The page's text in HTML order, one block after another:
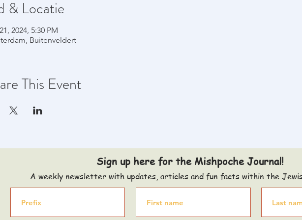
& Locatie
2024, 5:30 PM
Buitenveldert
This Event
Sign up here for the Mishpoche Journal!
A weekly newsletter with updates, articles and fun facts within the